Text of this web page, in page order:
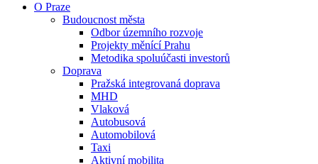
O Praze
Budoucnost města
Odbor územního rozvoje
Projekty měnící Prahu
Metodika spoluúčasti investorů
Doprava
Pražská integrovaná doprava
MHD
Vlaková
Autobusová
Automobilová
Taxi
Aktivní mobilita